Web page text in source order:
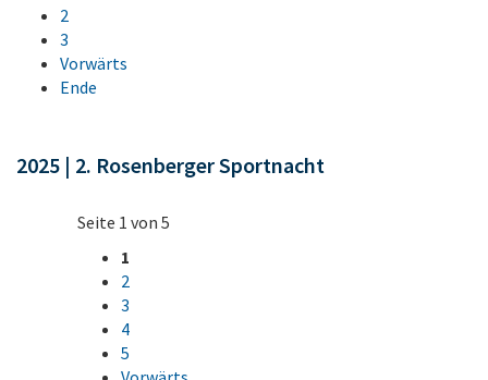
2
3
Vorwärts
Ende
2025 | 2. Rosenberger Sportnacht
Seite 1 von 5
1
2
3
4
5